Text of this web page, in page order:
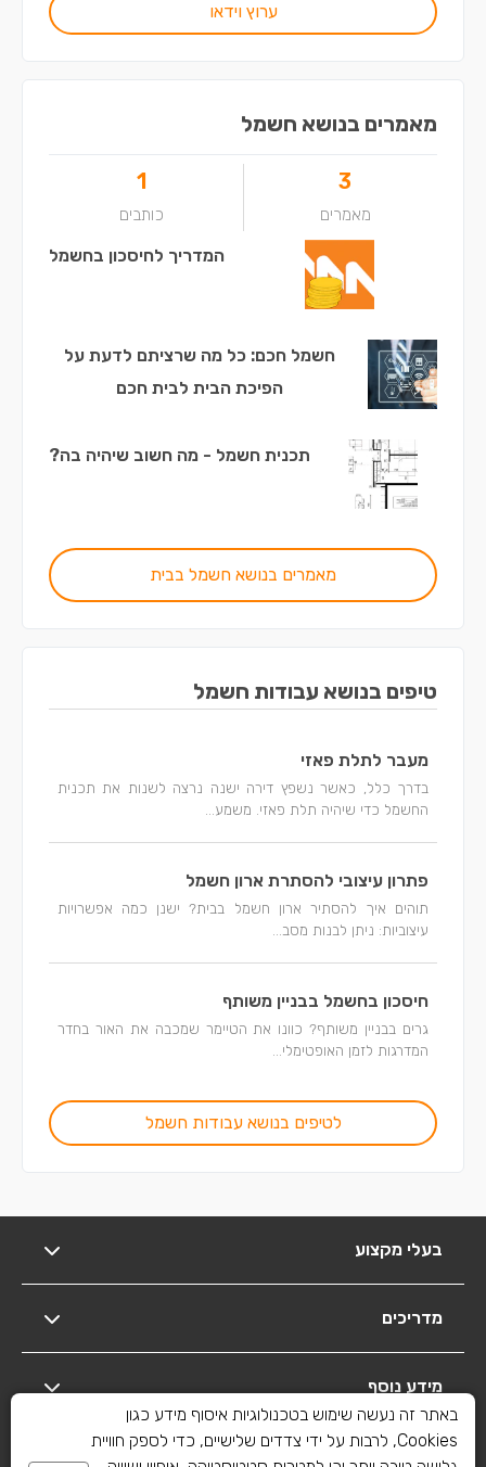
ערוץ וידאו
מאמרים בנושא חשמל
3
מאמרים
1
כותבים
המדריך לחיסכון בחשמל
חשמל חכם: כל מה שרציתם לדעת על
הפיכת הבית לבית חכם
תכנית חשמל - מה חשוב שיהיה בה?
מאמרים בנושא חשמל בבית
טיפים בנושא עבודות חשמל
מעבר לתלת פאזי
בדרך כלל, כאשר נשפץ דירה ישנה נרצה לשנות את תכנית
החשמל כדי שיהיה תלת פאזי. משמע...
פתרון עיצובי להסתרת ארון חשמל
תוהים איך להסתיר ארון חשמל בבית? ישנן כמה אפשרויות
עיצוביות: ניתן לבנות מסב...
חיסכון בחשמל בבניין משותף
גרים בבניין משותף? כוונו את הטיימר שמכבה את האור בחדר
המדרגות לזמן האופטימלי...
לטיפים בנושא עבודות חשמל
בעלי מקצוע
מדריכים
מידע נוסף
יצירת קשר
באתר זה נעשה שימוש בטכנולוגיות איסוף מידע כגון
Cookies, לרבות על ידי צדדים שלישיים, כדי לספק חוויית